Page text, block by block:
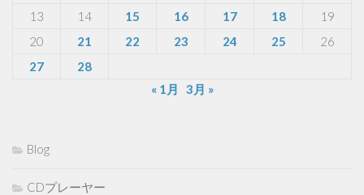
13
14 15 16 17 18
19
20
21 22 23 24 25
26
27
28
« 1月
3月 »
Blog
CDプレーヤー